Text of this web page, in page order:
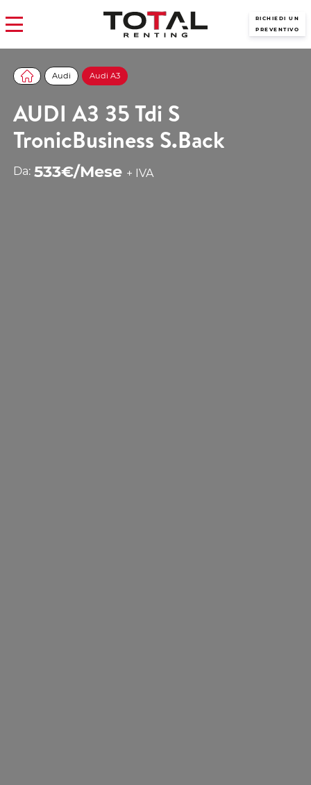
RICHIEDI UN
PREVENTIVO
Audi Audi A3
AUDI A3 35 Tdi S
TronicBusiness S.Back
Da: 533€/Mese + IVA